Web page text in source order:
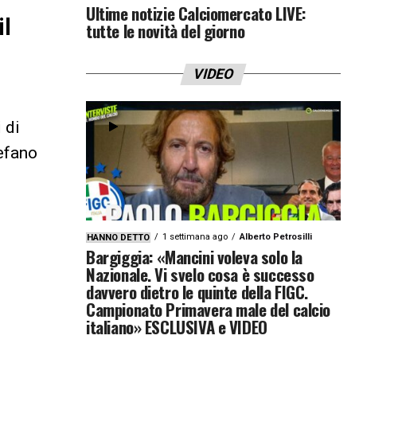
di
Ultime notizie Calciomercato LIVE:
tutte le novità del giorno
VIDEO
HANNO DETTO 1 settimana ago Alberto Petrosilli
Bargiggia: «Mancini voleva solo la
Nazionale. Vi svelo cosa è successo
davvero dietro le quinte della FIGC.
Campionato Primavera male del calcio
italiano» ESCLUSIVA e VIDEO